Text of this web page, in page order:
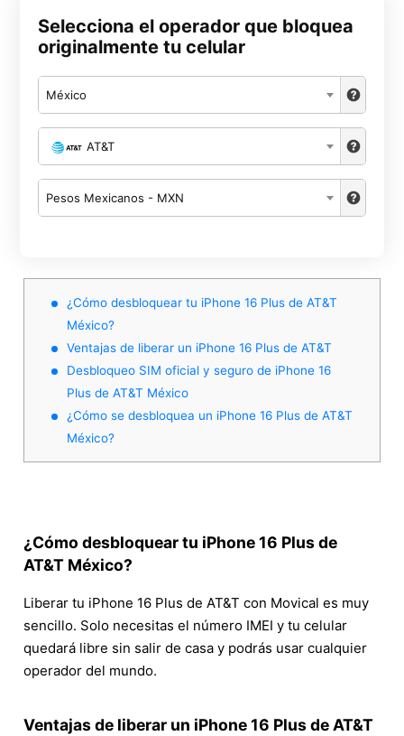
Selecciona el operador que bloquea
originalmente tu celular
México
AT&T
Pesos Mexicanos - MXN
¿Cómo desbloquear tu iPhone 16 Plus de AT&T
México?
Ventajas de liberar un iPhone 16 Plus de AT&T
Desbloqueo SIM oficial y seguro de iPhone 16
Plus de AT&T México
¿Cómo se desbloquea un iPhone 16 Plus de AT&T
México?
¿Cómo desbloquear tu iPhone 16 Plus de
AT&T México?
Liberar tu iPhone 16 Plus de AT&T con Movical es muy
sencillo. Solo necesitas el número IMEI y tu celular
quedará libre sin salir de casa y podrás usar cualquier
operador del mundo.
Ventajas de liberar un iPhone 16 Plus de AT&T